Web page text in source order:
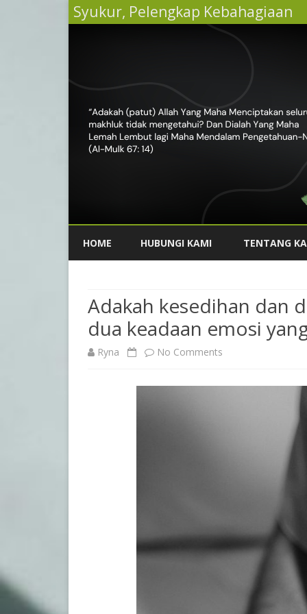
Syukur, Pelengkap Kebahagiaan
HOME HUBUNGI KAMI TENTANG
Adakah kesedihan dan
dua keadaan emosi
Ryna No Comments